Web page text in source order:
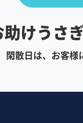
助けうさ
閑散日は、お客様